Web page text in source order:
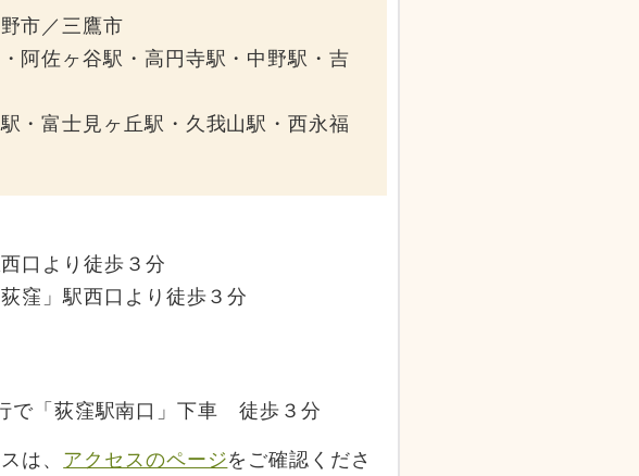
市／三鷹市
阿佐ヶ谷駅・高円寺駅・中野駅・吉
・富士見ヶ丘駅・久我山駅・西永福
口より徒歩３分
窪」駅西口より徒歩３分
で「荻窪駅南口」下車 徒歩３分
は、 アクセスのページをご確認くださ